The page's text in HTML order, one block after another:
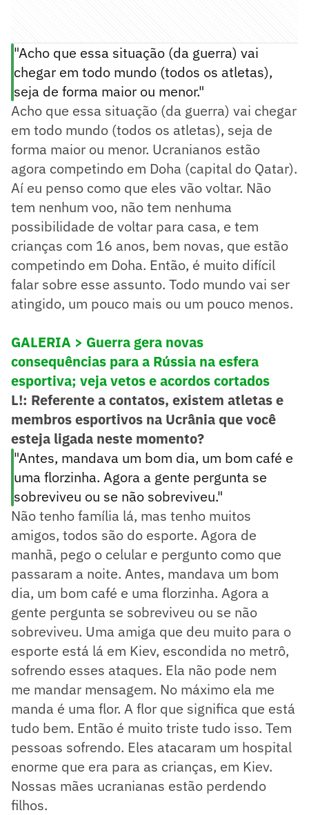
"Acho que essa situação (da guerra) vai
chegar em todo mundo (todos os atletas),
seja de forma maior ou menor."
Acho que essa situação (da guerra) vai chegar
em todo mundo (todos os atletas), seja de
forma maior ou menor. Ucranianos estão
agora competindo em Doha (capital do Qatar).
Aí eu penso como que eles vão voltar. Não
tem nenhum voo, não tem nenhuma
possibilidade de voltar para casa, e tem
crianças com 16 anos, bem novas, que estão
competindo em Doha. Então, é muito difícil
falar sobre esse assunto. Todo mundo vai ser
atingido, um pouco mais ou um pouco menos.
GALERIA > Guerra gera novas
consequências para a Rússia na esfera
esportiva; veja vetos e acordos cortados
L!: Referente a contatos, existem atletas e
membros esportivos na Ucrânia que você
esteja ligada neste momento?
"Antes, mandava um bom dia, um bom café e
uma florzinha. Agora a gente pergunta se
sobreviveu ou se não sobreviveu."
Não tenho família lá, mas tenho muitos
amigos, todos são do esporte. Agora de
manhã, pego o celular e pergunto como que
passaram a noite. Antes, mandava um bom
dia, um bom café e uma florzinha. Agora a
gente pergunta se sobreviveu ou se não
sobreviveu. Uma amiga que deu muito para o
esporte está lá em Kiev, escondida no metrô,
sofrendo esses ataques. Ela não pode nem
me mandar mensagem. No máximo ela me
manda é uma flor. A flor que significa que está
tudo bem. Então é muito triste tudo isso. Tem
pessoas sofrendo. Eles atacaram um hospital
enorme que era para as crianças, em Kiev.
Nossas mães ucranianas estão perdendo
filhos.